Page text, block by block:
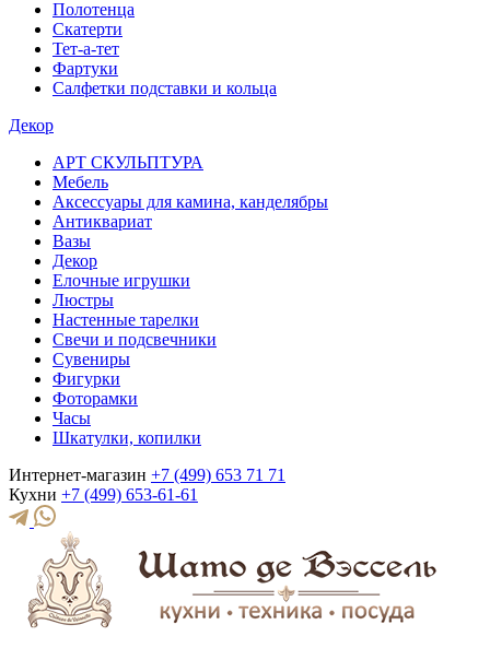
Полотенца
Скатерти
Тет-а-тет
Фартуки
Салфетки подставки и кольца
Декор
АРТ СКУЛЬПТУРА
Мебель
Аксессуары для камина, канделябры
Антиквариат
Вазы
Декор
Елочные игрушки
Люстры
Настенные тарелки
Свечи и подсвечники
Сувениры
Фигурки
Фоторамки
Часы
Шкатулки, копилки
Интернет-магазин +7 (499) 653 71 71
Кухни +7 (499) 653-61-61